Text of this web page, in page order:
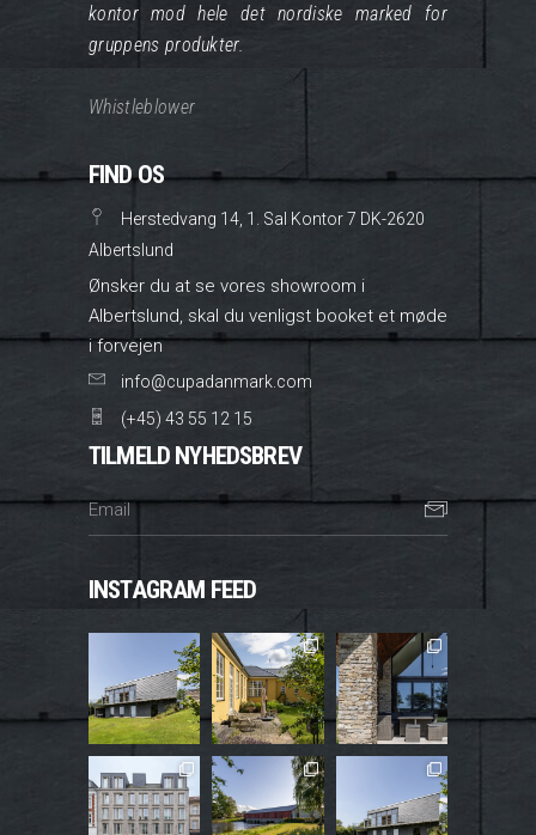
kontor mod hele det nordiske marked for
gruppens produkter.
Whistleblower
FIND OS
Herstedvang 14, 1. Sal Kontor 7 DK-2620
Albertslund
Ønsker du at se vores showroom i
Albertslund, skal du venligst booket et møde
i forvejen
info@cupadanmark.com
(+45) 43 55 12 15
TILMELD NYHEDSBREV
INSTAGRAM FEED